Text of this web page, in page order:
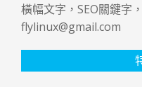
橫幅文字，SEO關鍵字
flylinux@gmail.com